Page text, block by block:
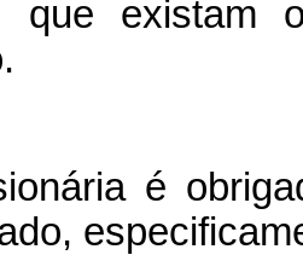
que existam
é